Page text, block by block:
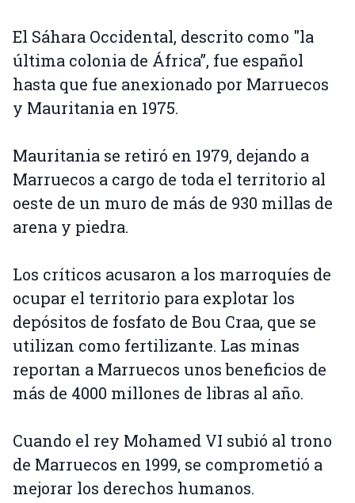
El Sáhara Occidental, descrito como "la
última colonia de África”, fue español
hasta que fue anexionado por Marruecos
y Mauritania en 1975.
Mauritania se retiró en 1979, dejando a
Marruecos a cargo de toda el territorio al
oeste de un muro de más de 930 millas de
arena y piedra.
Los críticos acusaron a los marroquíes de
ocupar el territorio para explotar los
depósitos de fosfato de Bou Craa, que se
utilizan como fertilizante. Las minas
reportan a Marruecos unos beneficios de
más de 4000 millones de libras al año.
Cuando el rey Mohamed VI subió al trono
de Marruecos en 1999, se comprometió a
mejorar los derechos humanos.